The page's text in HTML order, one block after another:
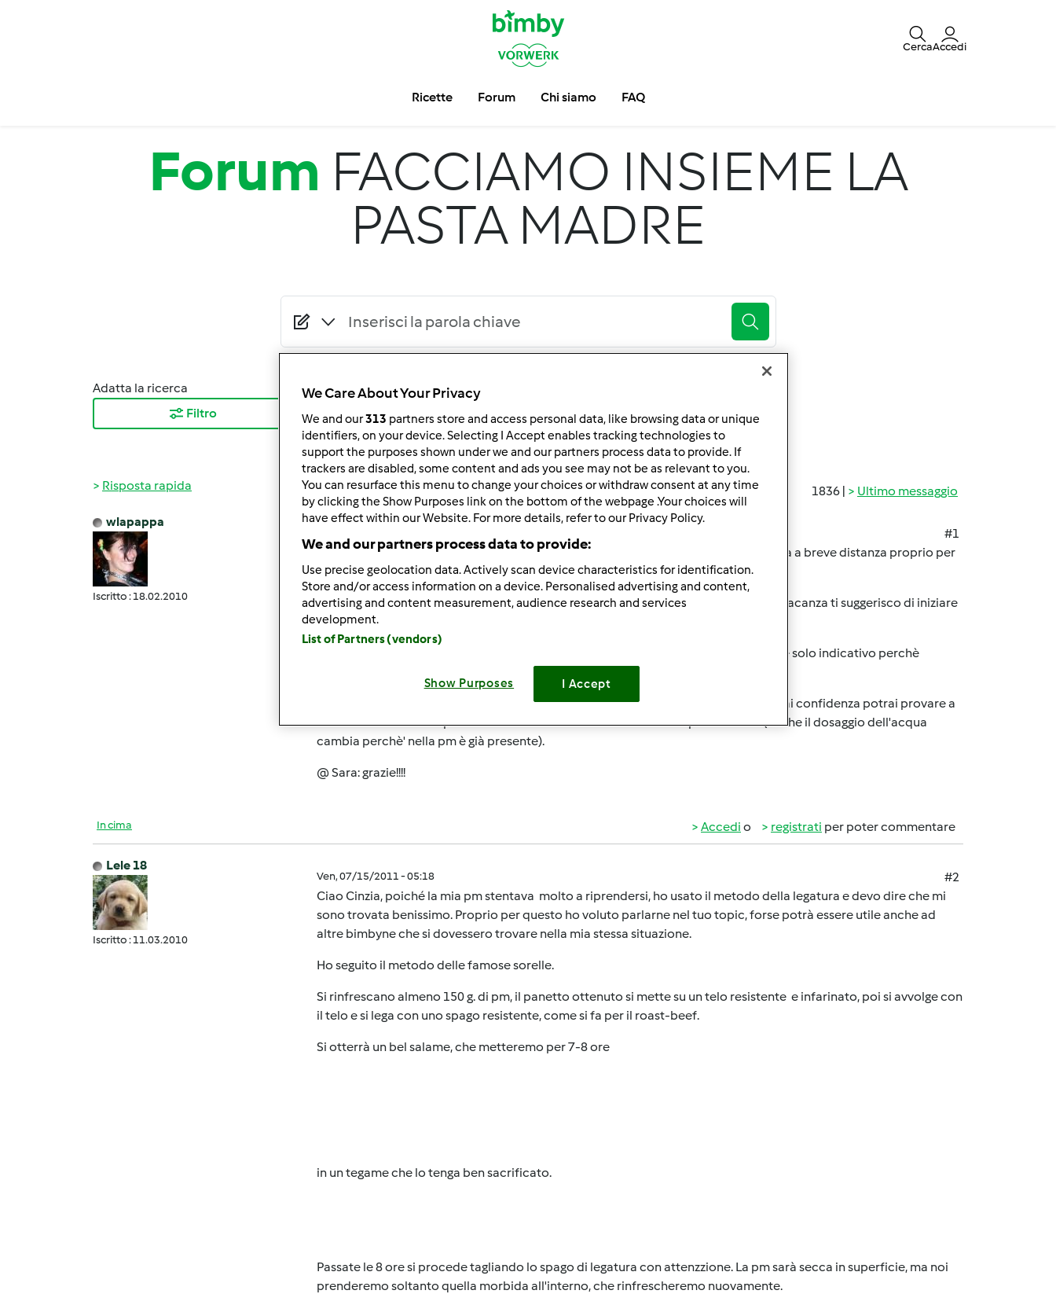
CercaAccedi
Ricette Forum Chi siamo FAQ
Forum FACCIAMO INSIEME LA
PASTA MADRE
Adatta la ricerca
Filtro
Ordina per:
I risultati più recenti
10
1836 | Ultimo messaggio
Risposta rapida
wlapappa
Iscritto : 18.02.2010
#1
@ Anna: Sara ti ha suggerito bene, devi avere ancora un po' di pazienza e rinfrescarla a breve distanza proprio per
togliere l'odore ed il sapore acido.
@ Anna di Roma: purtroppo non penso di venire a Roma a breve se devi andare in vacanza ti suggerisco di iniziare
la preparazione quando torni perchè all'inizio la pm va rinfrescata ogni due giorni.
@ ires: indicativamente la proporzione è 1:3 di pasta madre rispetto alla farina ma è solo indicativo perchè
dipende dal tipo di farina usata e dal tipo di preparazione
Come ti ha suggerito Sara prova a vedere le ricette già inserite poi quando prenderai confidenza potrai provare a
convertire ricette che prevedono l'utilizzo di lievito di birra con la pasta madre (anche il dosaggio dell'acqua
cambia perchè' nella pm è già presente).
@ Sara: grazie!!!!
In cima Accedi o registrati per poter commentare
Lele 18
Iscritto : 11.03.2010
Ven, 07/15/2011 - 05:18
#2
Ciao Cinzia, poiché la mia pm stentava molto a riprendersi, ho usato il metodo della legatura e devo dire che mi
sono trovata benissimo. Proprio per questo ho voluto parlarne nel tuo topic, forse potrà essere utile anche ad
altre bimbyne che si dovessero trovare nella mia stessa situazione.
Ho seguito il metodo delle famose sorelle.
Si rinfrescano almeno 150 g. di pm, il panetto ottenuto si mette su un telo resistente e infarinato, poi si avvolge con
il telo e si lega con uno spago resistente, come si fa per il roast-beef.
Si otterrà un bel salame, che metteremo per 7-8 ore
in un tegame che lo tenga ben sacrificato.
Passate le 8 ore si procede tagliando lo spago di legatura con attenzzione. La pm sarà secca in superficie, ma noi
prenderemo soltanto quella morbida all'interno, che rinfrescheremo nuovamente.
We Care About Your Privacy
We and our313 partners store and access personal data, like browsing data or unique
identifiers, on your device. Selecting I Accept enables tracking technologies to
support the purposes shown under we and our partners process data to provide. If
trackers are disabled, some content and ads you see may not be as relevant to you.
You can resurface this menu to change your choices or withdraw consent at any time
by clicking the Show Purposes link on the bottom of the webpage .Your choices will
have effect within our Website. For more details, refer to our Privacy Policy.
We and our partners process data to provide:
Use precise geolocation data. Actively scan device characteristics for identification.
Store and/or access information on a device. Personalised advertising and content,
advertising and content measurement, audience research and services
development.
List of Partners (vendors)
Show Purposes I Accept